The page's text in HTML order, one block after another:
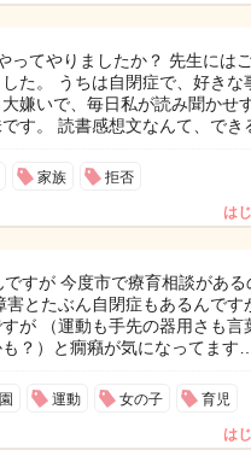
ってやりましたか？ 先生には
た。 うちは自閉症で、好きな
嫌いで、毎日私が読み聞かせ
す。 読書感想文なんて、でき
家族 拒否
は
すが 今度市で療育相談があ
とたぶん自閉症もあるんです
が （運動も手先の器用さも言
？）と癇癪が気になってます
運動 女の子 育児
は